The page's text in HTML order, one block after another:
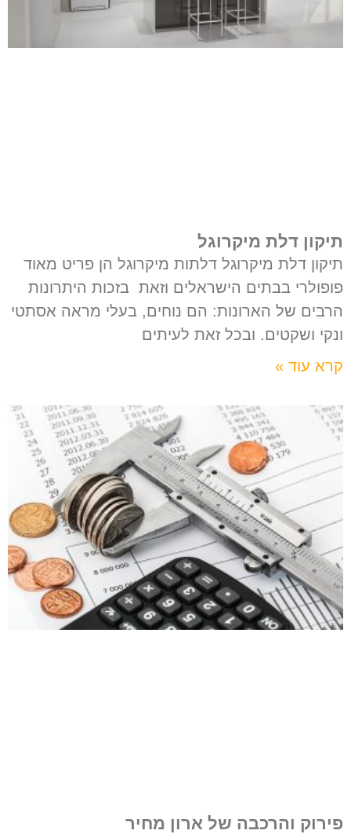
תיקון דלת מיקרוגל
תיקון דלת מיקרוגל דלתות מיקרוגל הן פריט מאוד
פופולרי בבתים הישראלים וזאת בזכות היתרונות
הרבים של הארונות: הם נוחים, בעלי מראה אסתטי
ונקי ושקטים. ובכל זאת לעיתים
קרא עוד »
פירוק והרכבה של ארון מחיר